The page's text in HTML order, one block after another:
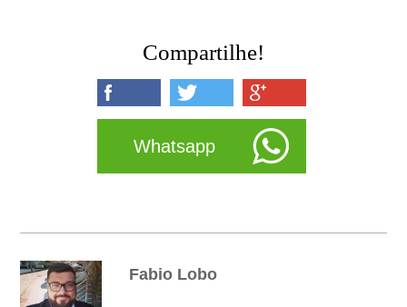
Compartilhe!
Whatsapp
Fabio Lobo